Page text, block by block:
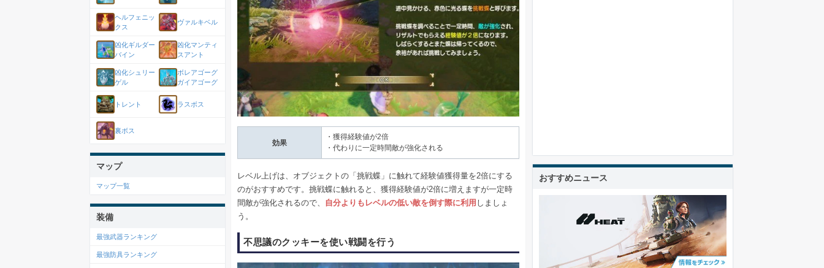
効果
・獲得経験値が2倍
・代わりに一定時間敵が強化される
レベル上げは、オブジェクトの「挑戦蝶」に触れて経験値獲得量を2倍にする
のがおすすめです。挑戦蝶に触れると、獲得経験値が2倍に増えますが一定時
間敵が強化されるので、 自分よりもレベルの低い敵を倒す際に利用 しましょ
う。
不思議のクッキーを使い戦闘を行う
ヘルフェニッ
クス
ヴァルキベル
凶化ギルダー
バイン
凶化マンティ
スアント
凶化シュリー
ゲル
ボレアゴーグ
ガイアゴーグ
トレント ラスボス
裏ボス
マップ
マップ一覧
装備
最強武器ランキング
最強防具ランキング
おすすめニュース